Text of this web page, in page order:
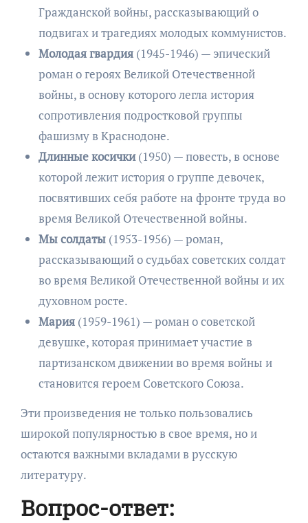
Гражданской войны, рассказывающий о
подвигах и трагедиях молодых коммунистов.
Молодая гвардия (1945-1946) — эпический
роман о героях Великой Отечественной
войны, в основу которого легла история
сопротивления подростковой группы
фашизму в Краснодоне.
Длинные косички(1950) — повесть, в основе
которой лежит история о группе девочек,
посвятивших себя работе на фронте труда во
время Великой Отечественной войны.
Мы солдаты (1953-1956) — роман,
рассказывающий о судьбах советских солдат
во время Великой Отечественной войны и их
духовном росте.
Мария (1959-1961) — роман о советской
девушке, которая принимает участие в
партизанском движении во время войны и
становится героем Советского Союза.
Эти произведения не только пользовались
широкой популярностью в свое время, но и
остаются важными вкладами в русскую
литературу.
Вопрос-ответ: